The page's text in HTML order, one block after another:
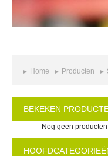
Home Producten
BEKEKEN
Nog geen